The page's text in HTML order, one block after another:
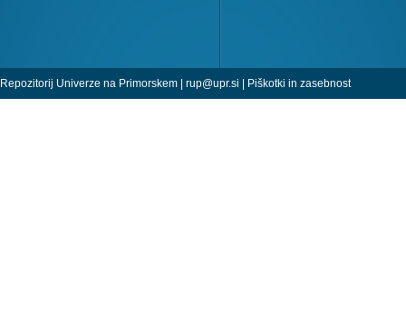
Repozitorij Univerze na Primorskem | rup@upr.si Piškotki in zasebnost